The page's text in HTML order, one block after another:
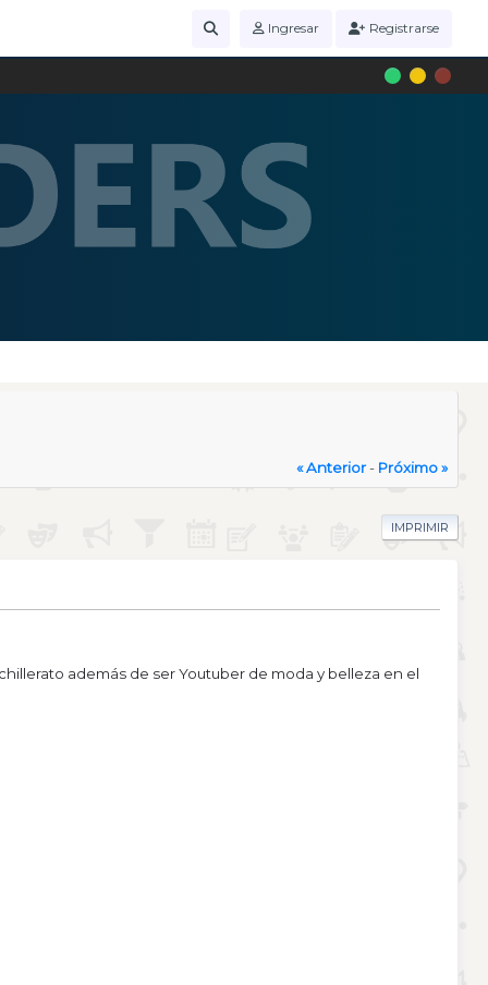
Ingresar Registrarse
« Anterior- Próximo »
IMPRIMIR
además de ser Youtuber de moda y belleza en el